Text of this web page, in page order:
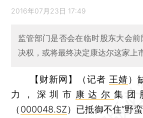
2016年07月23日 17:49
监管部门是否会在临时股东大会
决权，或将最终决定康达尔这家上
【财新网】（记者 王婧）
力，深圳市 康达尔 集团
（ 000048.SZ）已抵御不住“野